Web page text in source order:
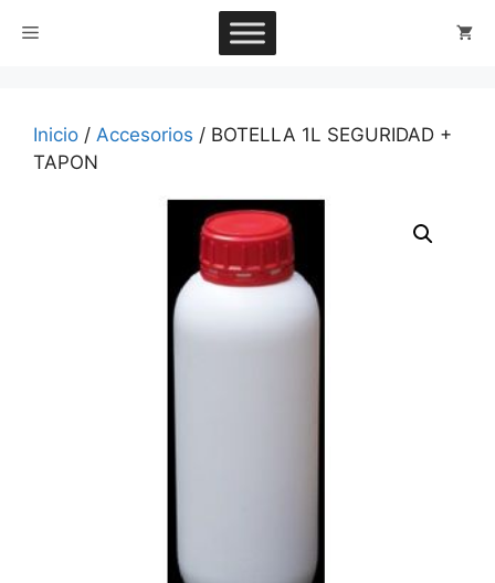
Menú
Inicio / Accesorios / BOTELLA 1L SEGURIDAD +
TAPON